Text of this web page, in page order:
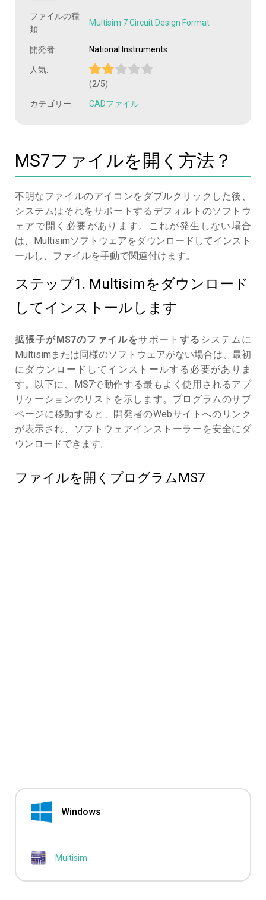
ファイルの種
類:
Multisim 7 Circuit Design Format
開発者: National Instruments
人気:
(2/5)
カテゴリー: CADファイル
MS7ファイルを開く方法？
不明なファイルのアイコンをダブルクリックした後、
システムはそれをサポートするデフォルトのソフトウ
ェアで開く必要があります。これが発生しない場合
は、Multisimソフトウェアをダウンロードしてインスト
ールし、ファイルを手動で関連付けます。
ステップ1. Multisimをダウンロード
してインストールします
拡張子がMS7のファイルをサポート する システムに
Multisimまたは同様のソフトウェアがない場合は、最初
にダウンロードしてインストールする必要がありま
す。以下に、MS7で動作する最もよく使用されるアプ
リケーションのリストを示します。プログラムのサブ
ページに移動すると、開発者のWebサイトへのリンク
が表示され、ソフトウェアインストーラーを安全にダ
ウンロードできます。
ファイルを開くプログラムMS7
Windows
Multisim